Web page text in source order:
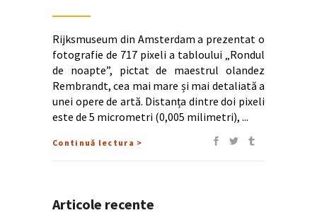
Rijksmuseum din Amsterdam a prezentat o
fotografie de 717 pixeli a tabloului „Rondul
de noapte”, pictat de maestrul olandez
Rembrandt, cea mai mare și mai detaliată a
unei opere de artă. Distanța dintre doi pixeli
este de 5 micrometri (0,005 milimetri),
Continuă lectura >
Articole recente